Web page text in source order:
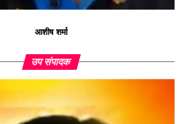
आशीष शर्मा
उप संपादक